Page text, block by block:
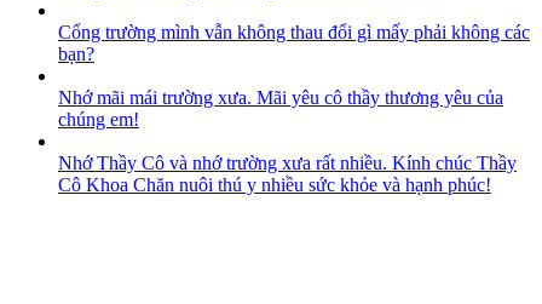
Cổng trường mình vẫn không thau đổi gì mấy phải không các
bạn?
Nhớ mãi mái trường xưa. Mãi yêu cô thầy thương yêu của
chúng em!
Nhớ Thầy Cô và nhớ trường xưa rất nhiều. Kính chúc Thầy
Cô Khoa Chăn nuôi thú y nhiều sức khỏe và hạnh phúc!